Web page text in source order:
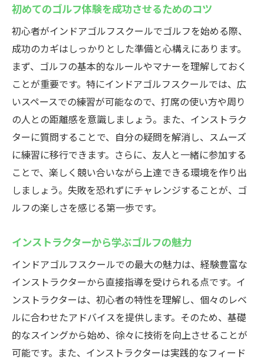
初心者に最適なレッスン内容
スズヨンゴルフクラブが選ばれる理由
インドアゴルフのメリットとデメリット
参加者の満足度を高めるポイント
初心者に最適なインドアゴルフスクールスズヨ
ンゴルフクラブのおすすめポイント
初心者でも安心して学べる環境
最新設備を使った効果的な練習法
スズヨンゴルフクラブの優れた施設
初心者支援プログラムの魅力
ゴルフを長く楽しむための基礎作り
参加者の声から見るおすすめポイント
ズヨンゴルフクラブの活用法
天候を気にせずにゴルフを楽しむ方法
インドアならではの快適な練習環境
スズヨンゴルフクラブでの練習効果を高め
る
初めてのゴルフ体験を成功させるためのコツ
初心者がインドアゴルフスクールでゴルフを始める際、
成功のカギはしっかりとした準備と心構えにあります。
まず、ゴルフの基本的なルールやマナーを理解しておく
ことが重要です。特にインドアゴルフスクールでは、広
いスペースでの練習が可能なので、打席の使い方や周り
の人との距離感を意識しましょう。また、インストラク
ターに質問することで、自分の疑問を解消し、スムーズ
に練習に移行できます。さらに、友人と一緒に参加する
ことで、楽しく競い合いながら上達できる環境を作り出
しましょう。失敗を恐れずにチャレンジすることが、ゴ
ルフの楽しさを感じる第一歩です。
インストラクターから学ぶゴルフの魅力
インドアゴルフスクールでの最大の魅力は、経験豊富な
インストラクターから直接指導を受けられる点です。イ
ンストラクターは、初心者の特性を理解し、個々のレベ
ルに合わせたアドバイスを提供します。そのため、基礎
的なスイングから始め、徐々に技術を向上させることが
可能です。また、インストラクターは実践的なフィード